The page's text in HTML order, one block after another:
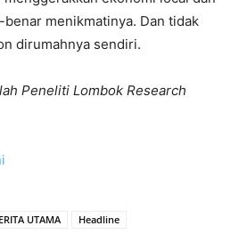
menikmatinya. Dan tidak
dirumahnya sendiri.
Peneliti Lombok Research
UTAMA Headline